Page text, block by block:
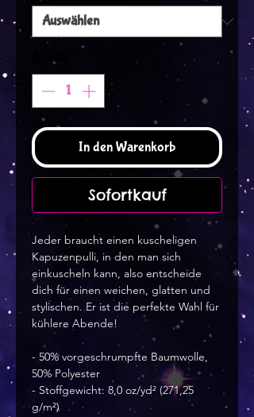
Anzahl
In den Warenkorb
Sofortkauf
Jeder braucht einen kuscheligen
Kapuzenpulli, in den man sich
einkuscheln kann, also entscheide
dich für einen weichen, glatten und
stylischen. Er ist die perfekte Wahl für
kühlere Abende!
- 50% vorgeschrumpfte Baumwolle,
50% Polyester
- Stoffgewicht: 8,0 oz/yd² (271,25
g/m²)